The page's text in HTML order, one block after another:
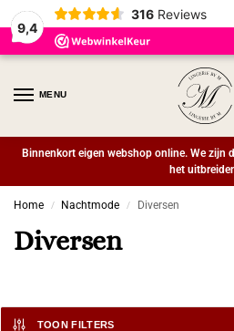
9,4
316 Reviews
MENU
Binnenkort eigen webshop online. We zijn
het
Home / Nachtmode / Diversen
Diversen
TOON FILTERS